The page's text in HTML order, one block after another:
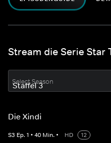
Stream die Serie Star
Select Season
Die Xindi
S3 Ep.1 • 40 Min. • HD
12